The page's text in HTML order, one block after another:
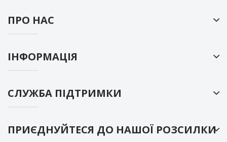
ПРО НАС
ІНФОРМАЦІЯ
СЛУЖБА ПІДТРИМКИ
ПРИЄДНУЙТЕСЯ ДО НАШОЇ РОЗСИЛКИ